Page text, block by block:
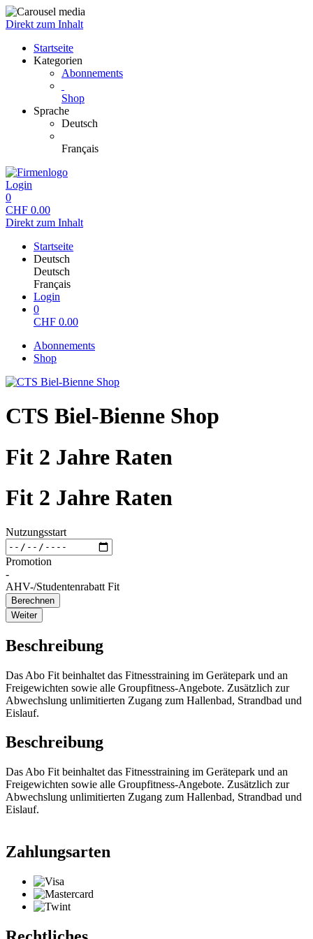
Direkt zum Inhalt
Startseite
Kategorien
Abonnements
Shop
Sprache
Deutsch
Français
Login
0
CHF 0.00
Direkt zum Inhalt
Startseite
Deutsch
Deutsch
Français
Login
0
CHF 0.00
Abonnements
Shop
CTS Biel-Bienne Shop
Fit 2 Jahre Raten
Fit 2 Jahre Raten
Nutzungsstart
Promotion
-
AHV-/Studentenrabatt Fit
Berechnen
Weiter
Beschreibung
Das Abo Fit beinhaltet das Fitnesstraining im Gerätepark und an
Freigewichten sowie alle Groupfitness-Angebote. Zusätzlich zur
Abwechslung unlimitierten Zugang zum Hallenbad, Strandbad und
Eislauf.
Beschreibung
Das Abo Fit beinhaltet das Fitnesstraining im Gerätepark und an
Freigewichten sowie alle Groupfitness-Angebote. Zusätzlich zur
Abwechslung unlimitierten Zugang zum Hallenbad, Strandbad und
Eislauf.
Zahlungsarten